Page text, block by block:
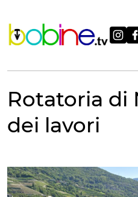
contenuto
Rotatoria di
dei lavori